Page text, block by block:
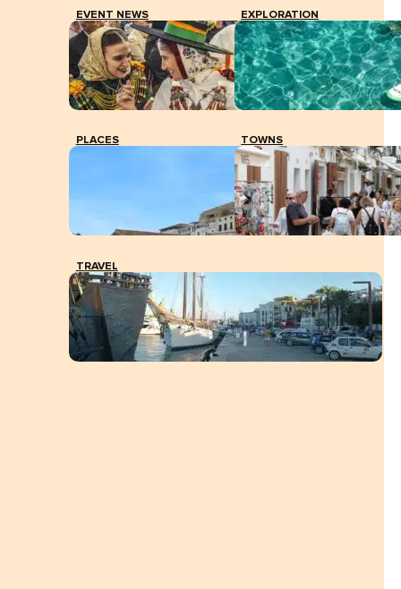
EVENT NEWS EXPLORATION
PLACES TOWNS
TRAVEL